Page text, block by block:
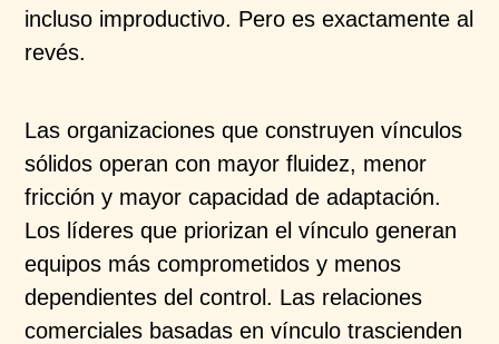
incluso improductivo. Pero es exactamente al
revés.
Las organizaciones que construyen vínculos
sólidos operan con mayor fluidez, menor
fricción y mayor capacidad de adaptación.
Los líderes que priorizan el vínculo generan
equipos más comprometidos y menos
dependientes del control. Las relaciones
comerciales basadas en vínculo trascienden